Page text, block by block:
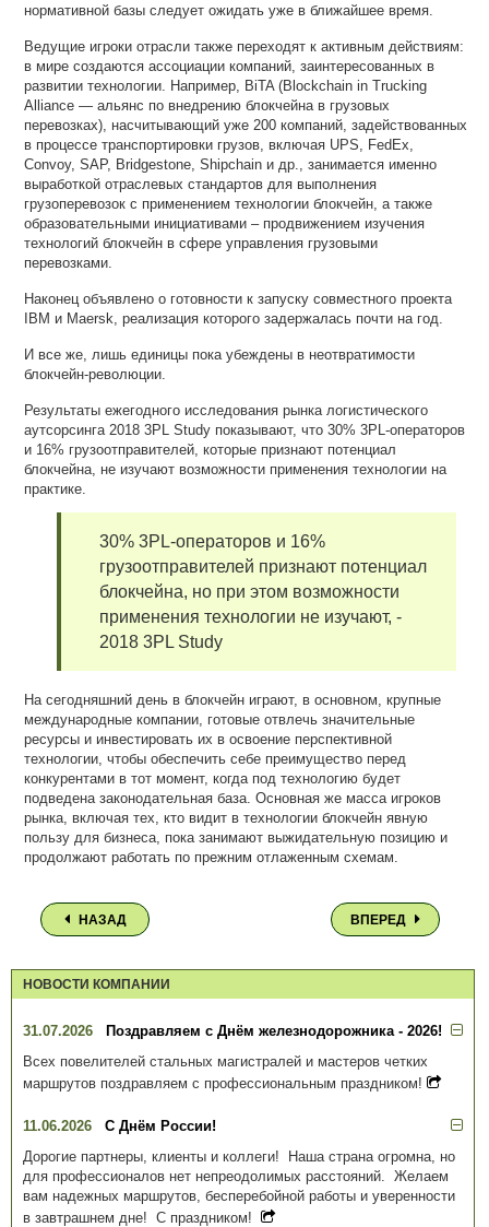
нормативной базы следует ожидать уже в ближайшее время.
Ведущие игроки отрасли также переходят к активным действиям:
в мире создаются ассоциации компаний, заинтересованных в
развитии технологии. Например, BiTA (Blockchain in Trucking
Alliance — альянс по внедрению блокчейна в грузовых
перевозках), насчитывающий уже 200 компаний, задействованных
в процессе транспортировки грузов, включая UPS, FedEx,
Convoy, SAP, Bridgestone, Shipchain и др., занимается именно
выработкой отраслевых стандартов для выполнения
грузоперевозок с применением технологии блокчейн, а также
образовательными инициативами – продвижением изучения
технологий блокчейн в сфере управления грузовыми
перевозками.
Наконец объявлено о готовности к запуску совместного проекта
IBM и Maersk, реализация которого задержалась почти на год.
И все же, лишь единицы пока убеждены в неотвратимости
блокчейн-революции.
Результаты ежегодного исследования рынка логистического
аутсорсинга 2018 3PL Study показывают, что 30% 3PL-операторов
и 16% грузоотправителей, которые признают потенциал
блокчейна, не изучают возможности применения технологии на
практике.
30% 3PL-операторов и 16%
грузоотправителей признают потенциал
блокчейна, но при этом возможности
применения технологии не изучают, -
2018 3PL Study
На сегодняшний день в блокчейн играют, в основном, крупные
международные компании, готовые отвлечь значительные
ресурсы и инвестировать их в освоение перспективной
технологии, чтобы обеспечить себе преимущество перед
конкурентами в тот момент, когда под технологию будет
подведена законодательная база. Основная же масса игроков
рынка, включая тех, кто видит в технологии блокчейн явную
пользу для бизнеса, пока занимают выжидательную позицию и
продолжают работать по прежним отлаженным схемам.
НАЗАД ВПЕРЕД
НОВОСТИ КОМПАНИИ
31.07.2026
Поздравляем с Днём железнодорожника - 2026!
Всех повелителей стальных магистралей и мастеров четких
маршрутов поздравляем с профессиональным праздником!
11.06.2026
С Днём России!
Дорогие партнеры, клиенты и коллеги! Наша страна огромна, но
для профессионалов нет непреодолимых расстояний. Желаем
вам надежных маршрутов, бесперебойной работы и уверенности
в завтрашнем дне! С праздником!